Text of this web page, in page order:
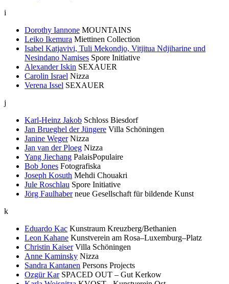
i
Dorothy Iannone MOUNTAINS
Leiko Ikemura Miettinen Collection
Isabel Katjavivi, Tuli Mekondjo, Vitjitua Ndjiharine und
Nesindano Namises Spore Initiative
Alexander Iskin SEXAUER
Carolin Israel Nizza
Verena Issel SEXAUER
j
Karl-Heinz Jakob Schloss Biesdorf
Jan Brueghel der Jüngere Villa Schöningen
Janine Weger Nizza
Jan van der Ploeg Nizza
Yang Jiechang PalaisPopulaire
Bob Jones Fotografiska
Joseph Kosuth Mehdi Chouakri
Jule Roschlau Spore Initiative
Jörg Faulhaber neue Gesellschaft für bildende Kunst
k
Eduardo Kac Kunstraum Kreuzberg/Bethanien
Leon Kahane Kunstverein am Rosa–Luxemburg–Platz
Christin Kaiser Villa Schöningen
Anne Kaminsky Nizza
Sandra Kantanen Persons Projects
Ozgür Kar SPACED OUT – Gut Kerkow